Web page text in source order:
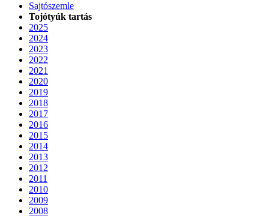
Sajtószemle
Tojótyúk tartás
2025
2024
2023
2022
2021
2020
2019
2018
2017
2016
2015
2014
2013
2012
2011
2010
2009
2008